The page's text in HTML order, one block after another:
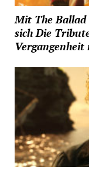
Mit The Ballad
sich Die
Vergangenheit